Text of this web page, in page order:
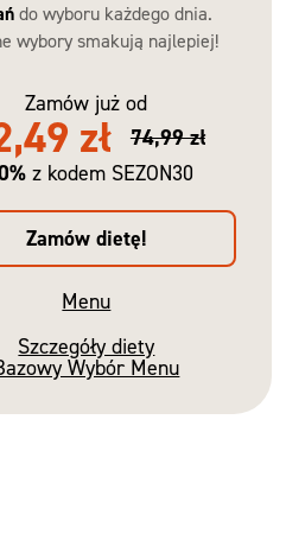
do wyboru każdego dnia.
wybory smakują najlepiej!
Zamów już od
zł
74,99 zł
z kodem SEZON30
Zamów dietę!
Menu
Szczegóły diety
Wybór Menu